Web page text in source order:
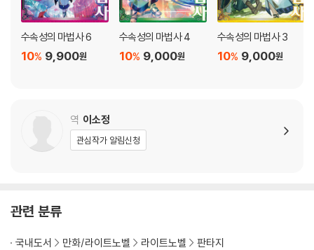
수속성의 마법사 6
9,900원
10%
수속성의 마법사 4
9,000원
10%
수속성의 마법사 3
9,000원
10%
역 이소정
관심작가 알림신청
관련 분류
국내도서 만화/라이트노벨 라이트노벨 판타지